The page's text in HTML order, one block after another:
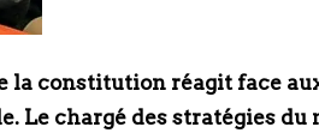
la constitution réagit face
Le chargé des stratégies du